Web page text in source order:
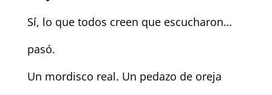
Sí, lo que todos creen que escucharon…
pasó.
Un mordisco real. Un pedazo de oreja